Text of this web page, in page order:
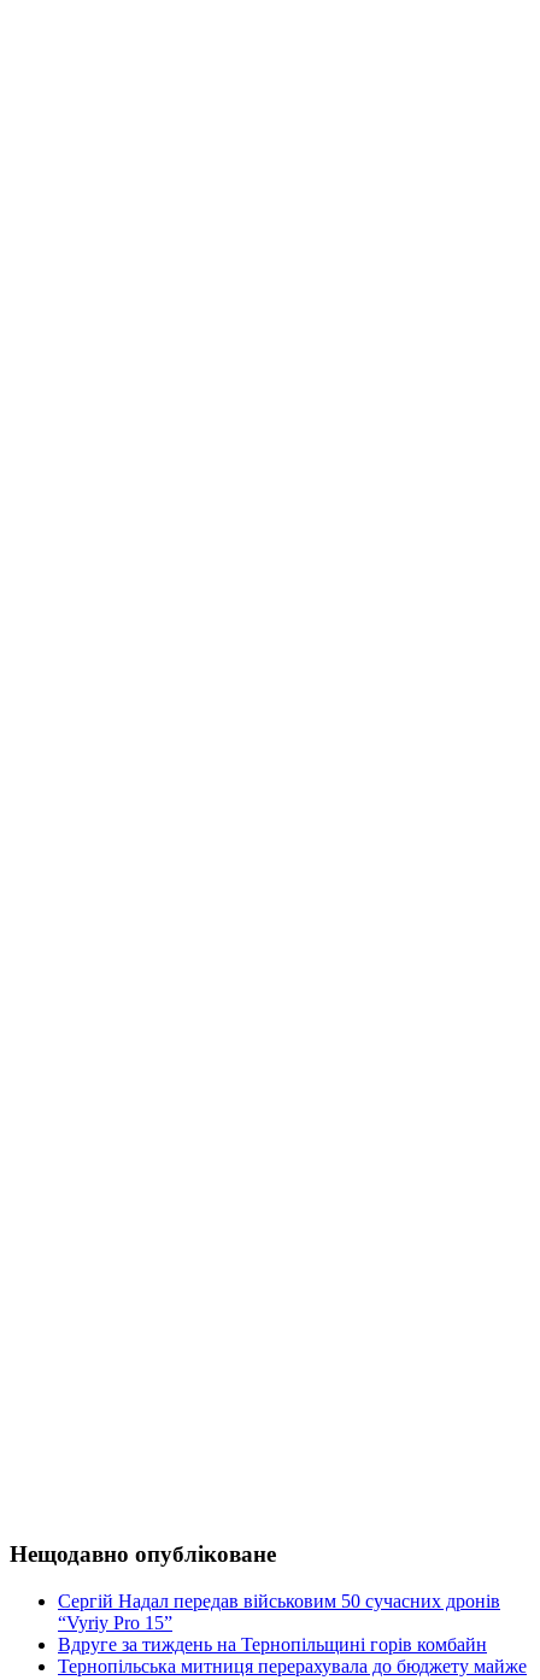
Нещодавно опубліковане
Сергій Надал передав військовим 50 сучасних дронів
“Vyriy Pro 15”
Вдруге за тиждень на Тернопільщині горів комбайн
Тернопільська митниця перерахувала до бюджету майже